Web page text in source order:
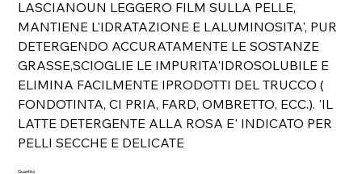
LASCIANOUN LEGGERO FILM SULLA PELLE,
MANTIENE L'IDRATAZIONE E LALUMINOSITA', PUR
DETERGENDO ACCURATAMENTE LE SOSTANZE
GRASSE,SCIOGLIE LE IMPURITA'IDROSOLUBILE E
ELIMINA FACILMENTE IPRODOTTI DEL TRUCCO (
FONDOTINTA, CI PRIA, FARD, OMBRETTO, ECC.). 'IL
LATTE DETERGENTE ALLA ROSA E' INDICATO PER
PELLI SECCHE E DELICATE
Quantità